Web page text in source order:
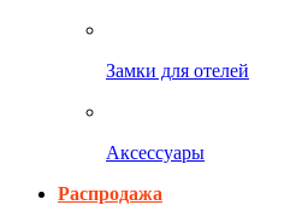
Замки для отелей
Аксессуары
Распродажа